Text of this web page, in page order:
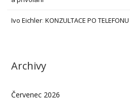
Ivo Eichler:KONZULTACE PO TELEFONU
Archivy
Červenec 2026